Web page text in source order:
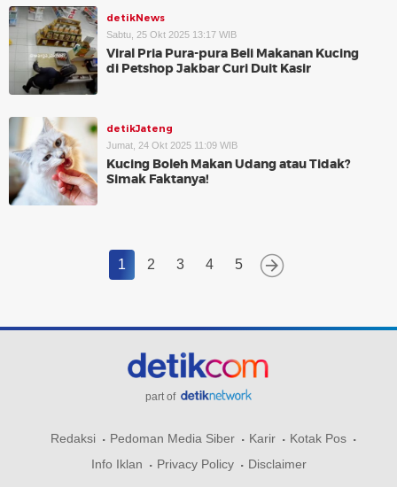
detikNews
Sabtu, 25 Okt 2025 13:17 WIB
Viral Pria Pura-pura Beli Makanan Kucing
di Petshop Jakbar Curi Duit Kasir
detikJateng
Jumat, 24 Okt 2025 11:09 WIB
Kucing Boleh Makan Udang atau Tidak?
Simak Faktanya!
1 2 3 4 5
part of
Redaksi Pedoman Media Siber Karir
Kotak Pos
Info Iklan
Privacy Policy Disclaimer